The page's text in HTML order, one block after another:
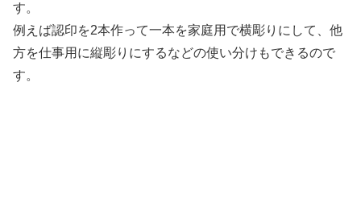
す。
例えば認印を2本作って一本を家庭用で横彫りにして、他
方を仕事用に縦彫りにするなどの使い分けもできるので
す。